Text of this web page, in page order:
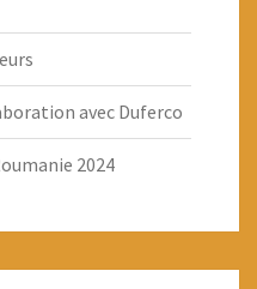
avec Duferco
2024